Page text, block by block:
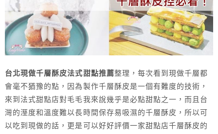
台北現做千層酥皮法式甜點推薦整理，每次看到現做千層都
會毫不猶豫的點，因為製作千層酥皮是一個有難度的技術，
來到法式甜點店對毛毛我來說幾乎是必點甜點之一，而且台
灣的溼度和溫度難以長時間保存易吸濕的千層酥皮，所以可
以吃到現做的話，更是可以好好評價一家甜點店千層酥皮的